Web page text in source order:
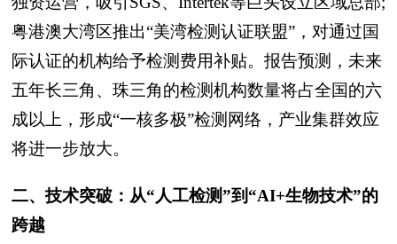
粤港澳大湾区推出“美湾检测认证联盟”，对通过国
际认证的机构给予检测费用补贴。报告预测，未来
五年长三角、珠三角的检测机构数量将占全国的六
成以上，形成“一核多极”检测网络，产业集群效应
将进一步放大。
二、技术突破：从“人工检测”到“AI+生物技术”的
跨越